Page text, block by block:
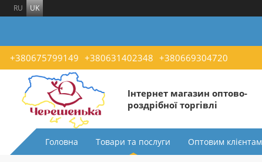
RU UK
+380675799149 +380631402348 +380669304720
Інтернет магазин оптово-
роздрібної торгівлі
Головна Товари та послуги Оптовим клієнтам